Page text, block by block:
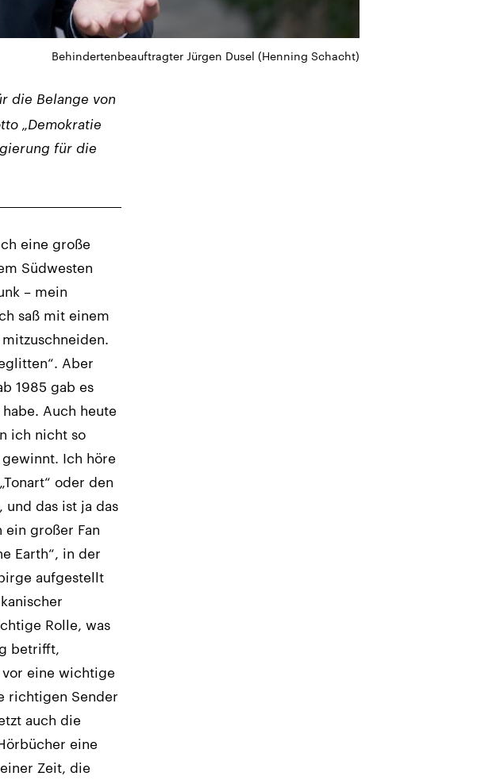
Behindertenbeauftragter Jürgen Dusel (Henning Schacht)
die Belange von
„Demokratie
für die
eine große
Südwesten
– mein
saß mit einem
Aber
1985 gab es
Auch heute
ich nicht so
Ich höre
oder den
das ist ja das
ein großer Fan
Earth“, in der
aufgestellt
Rolle, was
betrifft,
vor eine wichtige
richtigen Sender
auch die
eine
Zeit, die